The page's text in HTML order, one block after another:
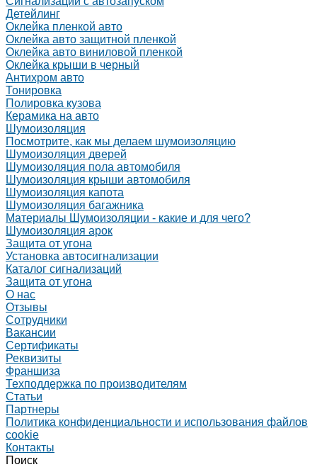
Детейлинг
Оклейка пленкой авто
Оклейка авто защитной пленкой
Оклейка авто виниловой пленкой
Оклейка крыши в черный
Антихром авто
Тонировка
Полировка кузова
Керамика на авто
Шумоизоляция
Посмотрите, как мы делаем шумоизоляцию
Шумоизоляция дверей
Шумоизоляция пола автомобиля
Шумоизоляция крыши автомобиля
Шумоизоляция капота
Шумоизоляция багажника
Материалы Шумоизоляции - какие и для чего?
Шумоизоляция арок
Защита от угона
Установка автосигнализации
Каталог сигнализаций
Защита от угона
О нас
Отзывы
Сотрудники
Вакансии
Сертификаты
Реквизиты
Франшиза
Техподдержка по производителям
Статьи
Партнеры
Политика конфиденциальности и использования файлов
cookie
Контакты
Поиск